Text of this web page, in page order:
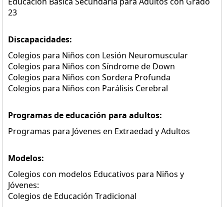
23
Discapacidades:
Colegios para Niños con Lesión Neuromuscular
Colegios para Niños con Síndrome de Down
Colegios para Niños con Sordera Profunda
Colegios para Niños con Parálisis Cerebral
Programas de educación para adultos:
Programas para Jóvenes en Extraedad y Adultos
Modelos:
Colegios con modelos Educativos para Niños y
Jóvenes:
Colegios de Educación Tradicional